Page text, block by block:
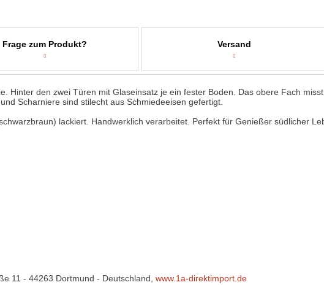
Frage zum Produkt? Versand
Hinter den zwei Türen mit Glaseinsatz je ein fester Boden. Das obere Fach
Scharniere sind stilecht aus Schmiedeeisen gefertigt.
lackiert. Handwerklich verarbeitet. Perfekt für Genießer südlicher
11 - 44263 Dortmund - Deutschland, www.1a-direktimport.de